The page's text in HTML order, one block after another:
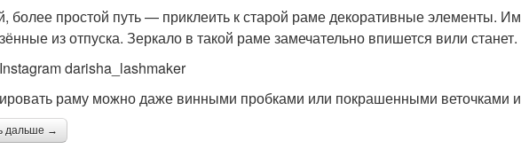
более простой путь — приклеить к старой раме декоративные элементы.
из отпуска. Зеркало в такой раме замечательно впишется вили станет.
darisha_lashmaker
раму можно даже винными пробками или покрашенными веточками
дальше →